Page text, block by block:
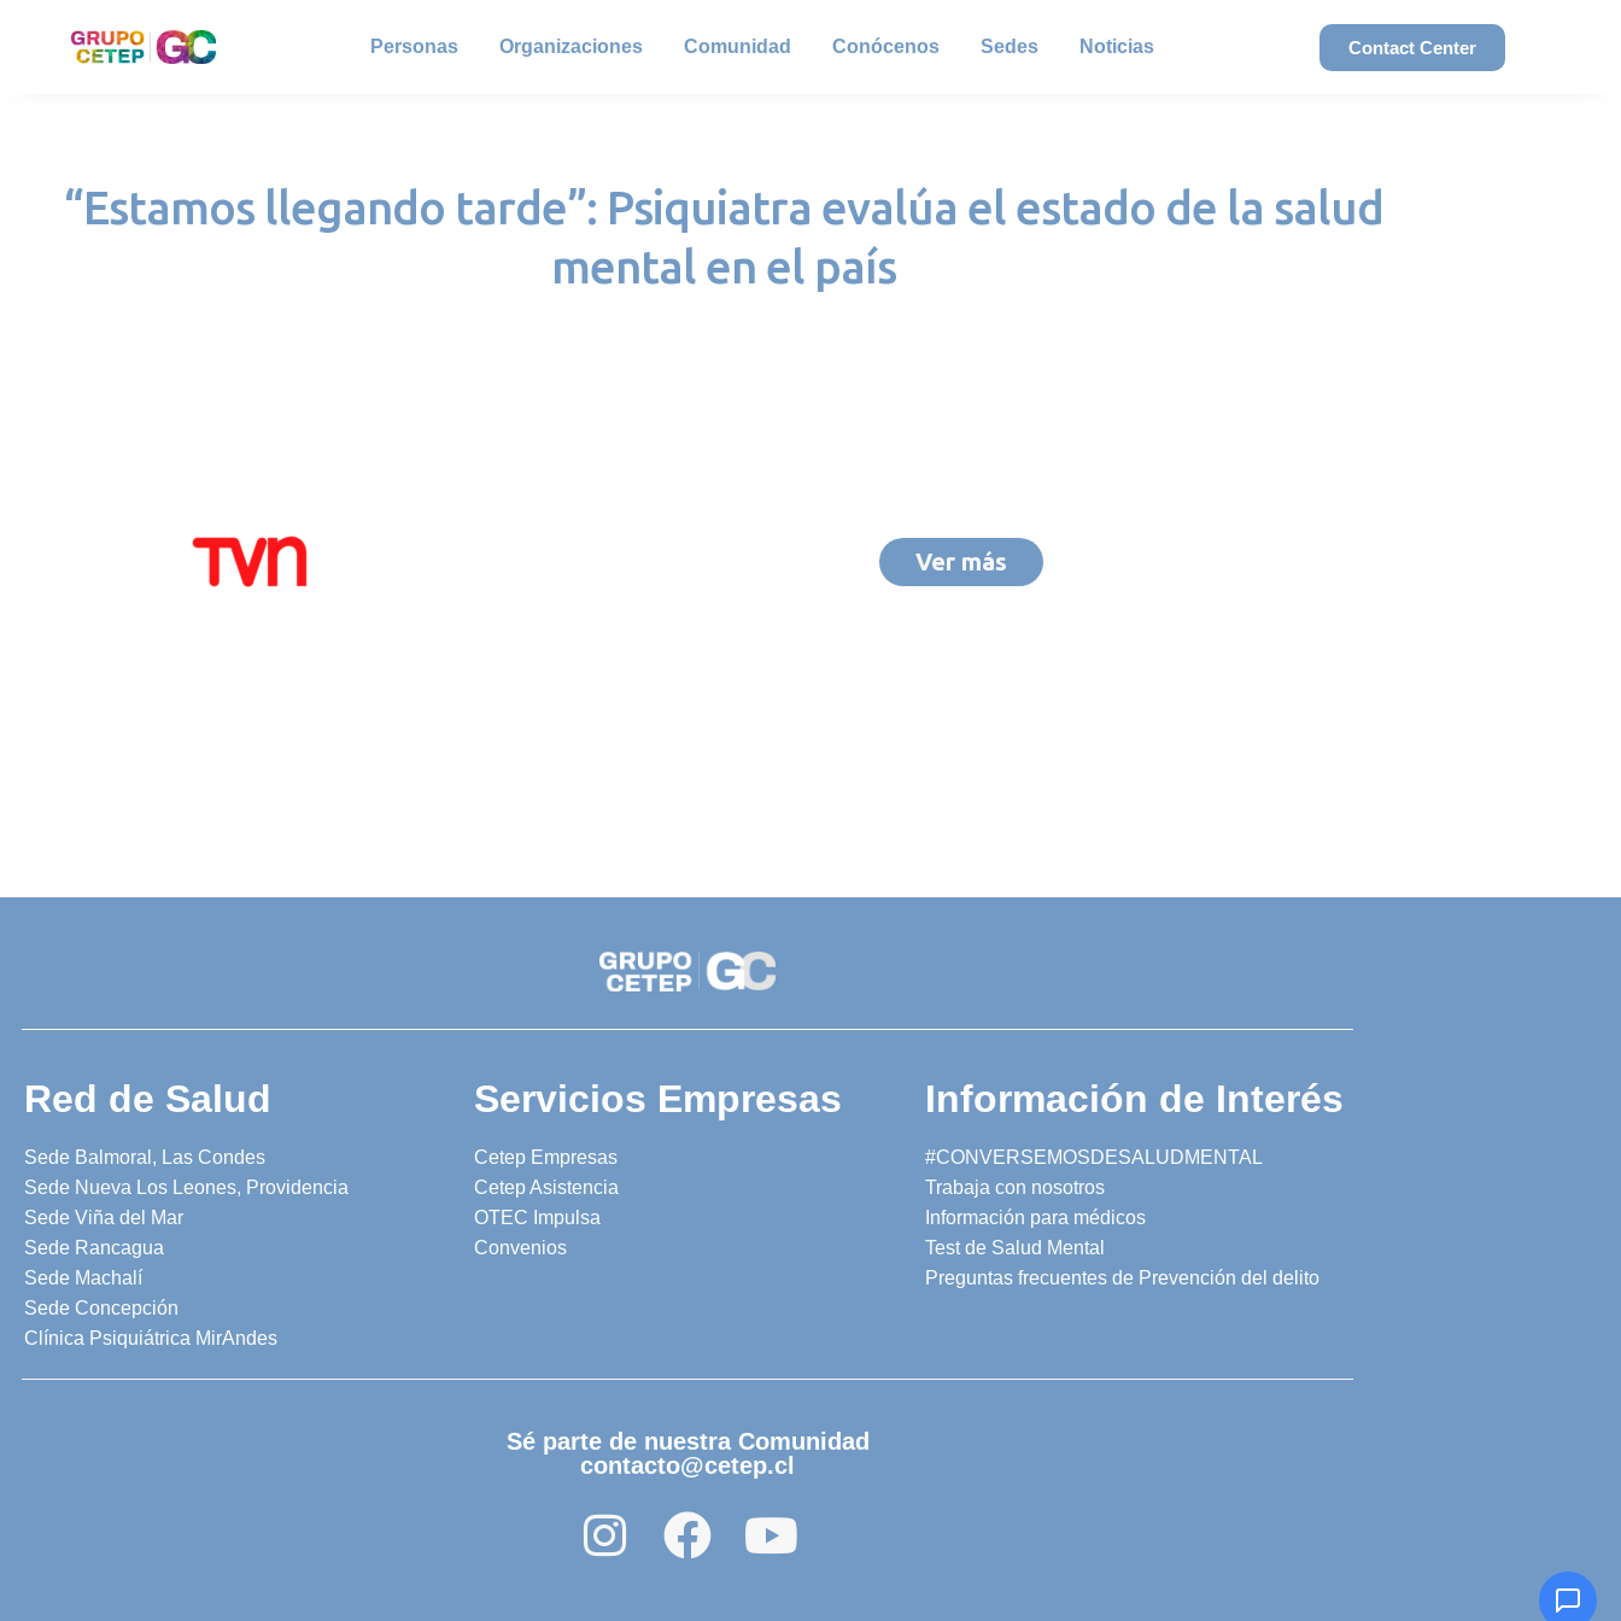
Personas Organizaciones Comunidad Conócenos Sedes Noticias Contact Center
“Estamos llegando tarde”: Psiquiatra evalúa el estado de la salud
mental en el país
Ver más
Red de Salud
Sede Balmoral, Las Condes
Sede Nueva Los Leones, Providencia
Sede Viña del Mar
Sede Rancagua
Sede Machalí
Sede Concepción
Clínica Psiquiátrica MirAndes
Servicios Empresas
Cetep Empresas
Cetep Asistencia
OTEC Impulsa
Convenios
Información de Interés
#CONVERSEMOSDESALUDMENTAL
Trabaja con nosotros
Información para médicos
Test de Salud Mental
Preguntas frecuentes de Prevención del delito
Sé parte de nuestra Comunidad
contacto@cetep.cl